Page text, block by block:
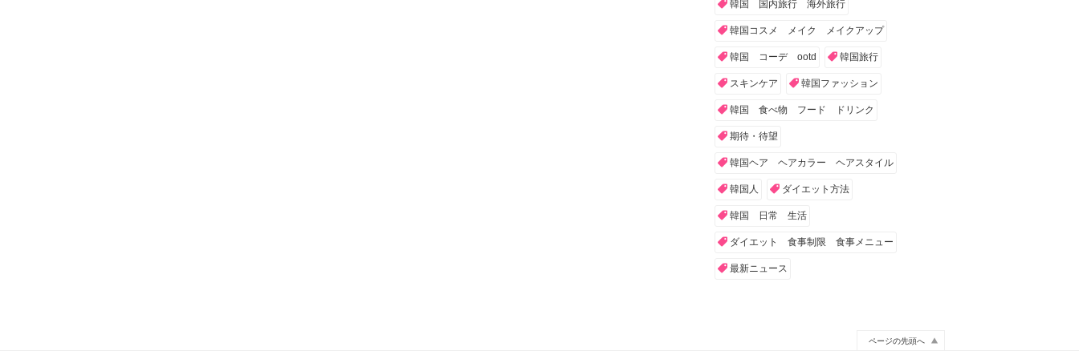
韓国 国内旅行 海外旅行
韓国コスメ メイク メイクアップ
韓国 コーデ ootd 韓国旅行
スキンケア 韓国ファッション
韓国 食べ物 フード ドリンク
期待・待望
韓国ヘア ヘアカラー ヘアスタイル
韓国人 ダイエット方法
韓国 日常 生活
ダイエット 食事制限 食事メニュー
最新ニュース
ページの先頭へ